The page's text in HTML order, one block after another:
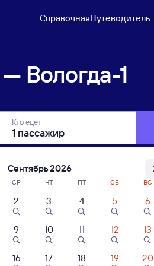
СправочнаяПутеводитель
Вологда-1
Кто едет
Цены за 1 пассажира
Сентябрь 2026
СР ЧТ ПТ СБ ВС
2 3 4 5 6
9 10 11 12 13
16 17 18 19 20